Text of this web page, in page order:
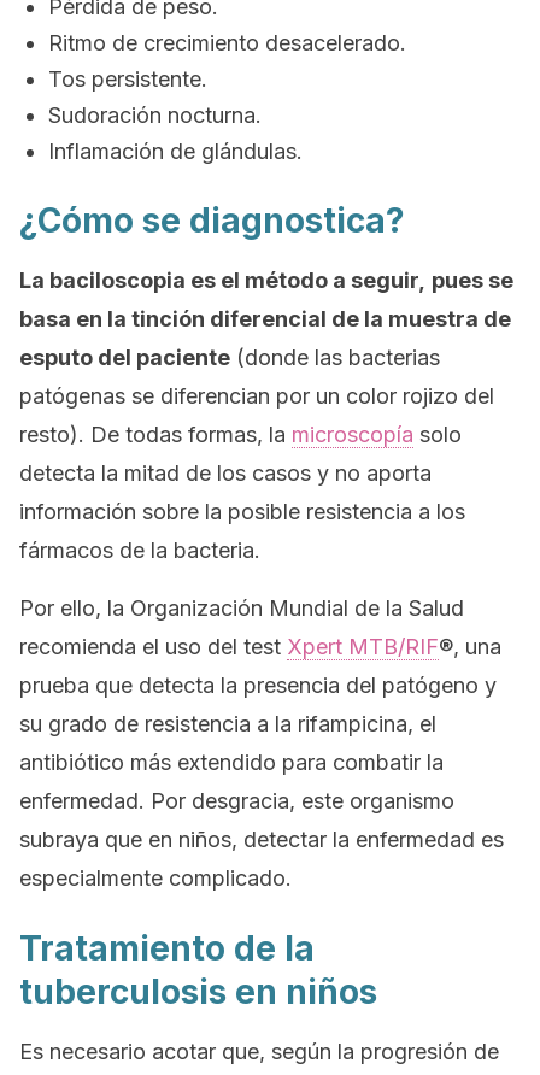
Pérdida de peso.
Ritmo de crecimiento desacelerado.
Tos persistente.
Sudoración nocturna.
Inflamación de glándulas.
¿Cómo se diagnostica?
La baciloscopia es el método a seguir, pues se
basa en la tinción diferencial de la muestra de
esputo del paciente (donde las bacterias
patógenas se diferencian por un color rojizo del
resto). De todas formas, la microscopía solo
detecta la mitad de los casos y no aporta
información sobre la posible resistencia a los
fármacos de la bacteria.
Por ello, la Organización Mundial de la Salud
recomienda el uso del test Xpert MTB/RIF®, una
prueba que detecta la presencia del patógeno y
su grado de resistencia a la rifampicina, el
antibiótico más extendido para combatir la
enfermedad. Por desgracia, este organismo
subraya que en niños, detectar la enfermedad es
especialmente complicado.
Tratamiento de la
tuberculosis en niños
Es necesario acotar que, según la progresión de